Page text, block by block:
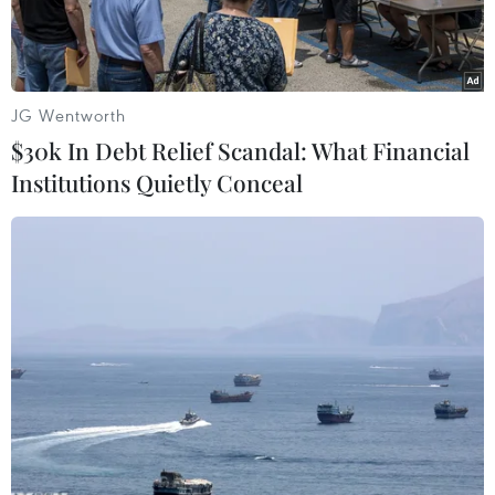
Trận chung kết Australian Open đã chứng kiến
điều kỳ diệu mang tên Stanislas Wawrinka khi
tay vợt người Thụy Sỹ dù được đánh giá thấp
JG Wentworth
$30k In Debt Relief Scandal: What Financial
Institutions Quietly Conceal